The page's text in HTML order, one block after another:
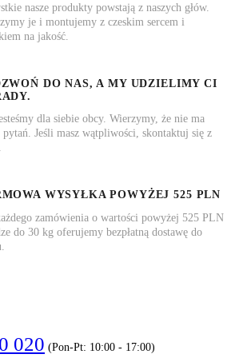
nasze produkty powstają z naszych głów.
je i montujemy z czeskim sercem i
na jakość.
DO NAS, A MY UDZIELIMY CI
dla siebie obcy. Wierzymy, że nie ma
pytań. Jeśli masz wątpliwości, skontaktuj się z
WYSYŁKA POWYŻEJ 525 PLN
zamówienia o wartości powyżej 525 PLN
do 30 kg oferujemy bezpłatną dostawę do
020 (Pon-Pt: 10:00 - 17:00)